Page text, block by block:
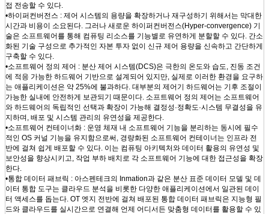
접 전송할 수 있다.
•하이퍼컨버전스 : 제어 시스템의 용량을 확장하거나 재구성하기 위해서는 막대한
시간과 비용이 소요된다. 그러나 새로운 하이퍼컨버전스(Hyper-convergence) 기
술은 소프트웨어를 통해 컴퓨팅 리소스를 기능별로 유연하게 분할할 수 있다. 간소
화된 기술 구성으로 추가적인 자본 투자 없이 신규 제어 용량을 신속하고 간단하게
구축할 수 있다.
•소프트웨어 정의 제어 : 분산 제어 시스템(DCS)은 극한의 온도와 습도, 진동 조건
에 적응 가능한 하드웨어 기반으로 설계되어 있지만, 실제로 이러한 환경을 요구하
는 애플리케이션은 약 25%에 불과하다. 대부분의 제어기 하드웨어는 기후 조절이
가능한 실내에 안전하게 보관되기 때문이다. 소프트웨어 정의 제어는 소프트웨어
와 하드웨어의 독립적인 선택과 확장이 가능해 결정성·정확도·시스템 무결성을 유
지하며, 배포 및 시스템 관리의 유연성을 제공한다.
•소프트웨어 컨테이너화 : 운영 체재 내 소프트웨어 기능을 분리하는 동시에 필수
적인 OS 커널 기능을 유지함으로써, 경량화된 소프트웨어 컨테이너는 인프라 전
반에 걸쳐 쉽게 배포할 수 있다. 이는 컴퓨팅 아키텍처와 데이터 활용의 유연성 및
보안성을 향상시키고, 작업 부하 배치로 각 소프트웨어 기능에 대한 접근성을 확장
한다.
•통합 데이터 패브릭 : 아스펜테크의 Inmation과 같은 분산 표준 데이터 모델 및 데
이터 통합 도구는 클라우드 분석을 비롯한 다양한 애플리케이션에서 일관된 데이
터 액세스를 돕는다. OT 엣지 전반에 걸쳐 배포된 통합 데이터 패브릭은 지능형 필
드와 클라우드를 실시간으로 연결해 언제 어디서든 맞춤형 데이터를 활용할 수 있